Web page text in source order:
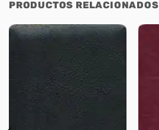
PRODUCTOS RELACIONADOS